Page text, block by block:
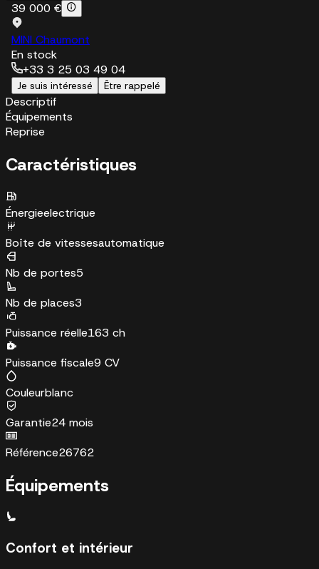
39 000 €
MINI Chaumont
En stock
+33 3 25 03 49 04
Je suis intéressé Être rappelé
Descriptif
Équipements
Reprise
Caractéristiques
Énergieelectrique
Boîte de vitessesautomatique
Nb de portes5
Nb de places3
Puissance réelle163 ch
Puissance fiscale9 CV
Couleurblanc
Garantie24 mois
Référence26762
Équipements
Confort et intérieur